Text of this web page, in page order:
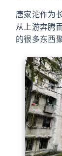
唐家沱作为
从上游奔腾
的很多东西